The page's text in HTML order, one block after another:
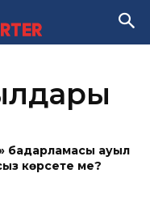
бағдарламасы ауыл
көрсете ме?